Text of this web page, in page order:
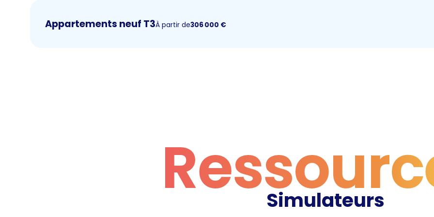
Appartements neuf T3À partir de306 000 €
Simulateurs